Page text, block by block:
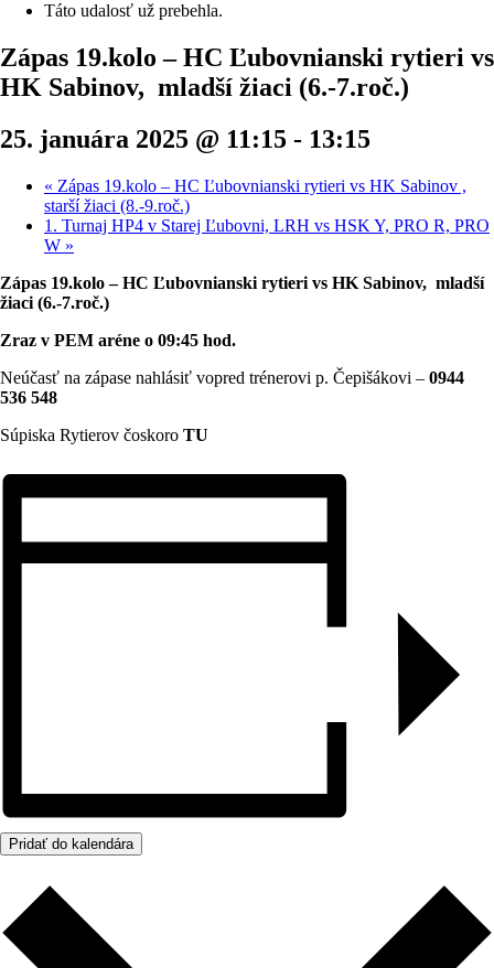
Táto udalosť už prebehla.
Zápas 19.kolo – HC Ľubovnianski rytieri vs
HK Sabinov, mladší žiaci (6.-7.roč.)
25. januára 2025 @ 11:15 - 13:15
« Zápas 19.kolo – HC Ľubovnianski rytieri vs HK Sabinov ,
starší žiaci (8.-9.roč.)
1. Turnaj HP4 v Starej Ľubovni, LRH vs HSK Y, PRO R, PRO
W »
Zápas 19.kolo – HC Ľubovnianski rytieri vs HK Sabinov, mladší
žiaci (6.-7.roč.)
Zraz v PEM aréne o 09:45 hod.
Neúčasť na zápase nahlásiť vopred trénerovi p. Čepišákovi – 0944
536 548
Súpiska Rytierov čoskoro TU
Pridať do kalendára